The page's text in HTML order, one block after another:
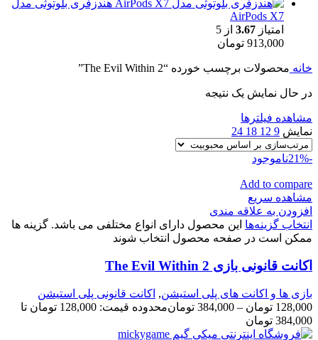
هندزفری بلوتوثی مدل
AirPods X7
امتیاز 3.67 از 5
913,000 تومان
خانه محصولات برچسب خورده “The Evil Within 2”
در حال نمایش یک نتیجه
مشاهده فیلترها
نمایش 9
12
18
24
-21% ناموجود
Add to compare
مشاهده سریع
افزودن به علاقه مندی
انتخاب گزینه‌ها این محصول دارای انواع مختلفی می باشد. گزینه ها
ممکن است در صفحه محصول انتخاب شوند
اکانت قانونی بازی The Evil Within 2
بازی ها و اکانت های پلی استیشن, اکانت قانونی پلی استیشن
128,000 تومان –
384,000 تومان
محدوده قیمت: 128,000 تومان تا
384,000 تومان